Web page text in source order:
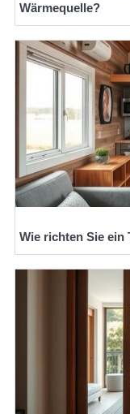
Wärmequelle?
Wie richten Sie ein